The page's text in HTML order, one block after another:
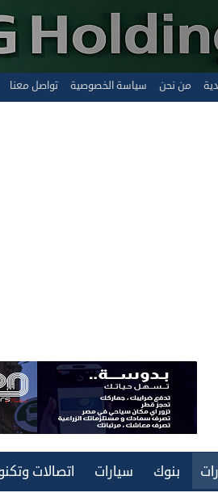
من نحن سياسة الخصوصية تواصل معنا
بنوك سيارات اتصالات